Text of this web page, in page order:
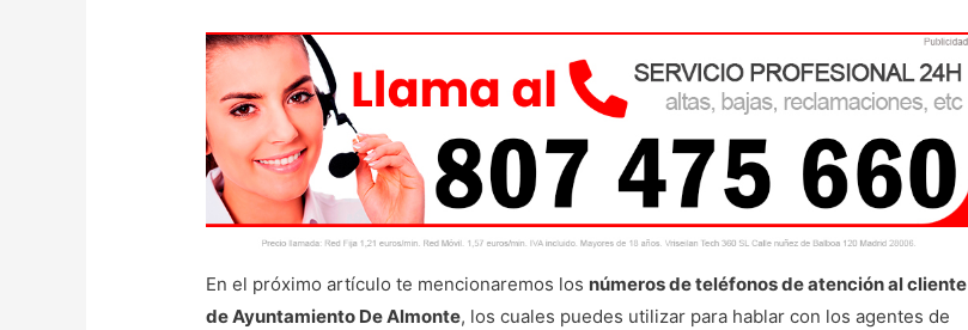
En el próximo artículo te mencionaremos los números de teléfonos de atención al cliente
de Ayuntamiento De Almonte, los cuales puedes utilizar para hablar con los agentes de